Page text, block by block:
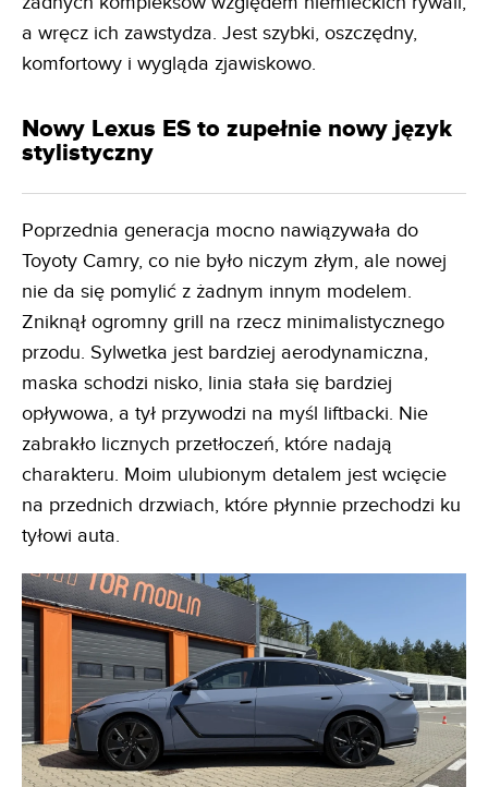
a wręcz ich zawstydza. Jest szybki, oszczędny,
komfortowy i wygląda zjawiskowo.
Nowy Lexus ES to zupełnie nowy język
stylistyczny
Poprzednia generacja mocno nawiązywała do
Toyoty Camry, co nie było niczym złym, ale nowej
nie da się pomylić z żadnym innym modelem.
Zniknął ogromny grill na rzecz minimalistycznego
przodu. Sylwetka jest bardziej aerodynamiczna,
maska schodzi nisko, linia stała się bardziej
opływowa, a tył przywodzi na myśl liftbacki. Nie
zabrakło licznych przetłoczeń, które nadają
charakteru. Moim ulubionym detalem jest wcięcie
na przednich drzwiach, które płynnie przechodzi ku
tyłowi auta.